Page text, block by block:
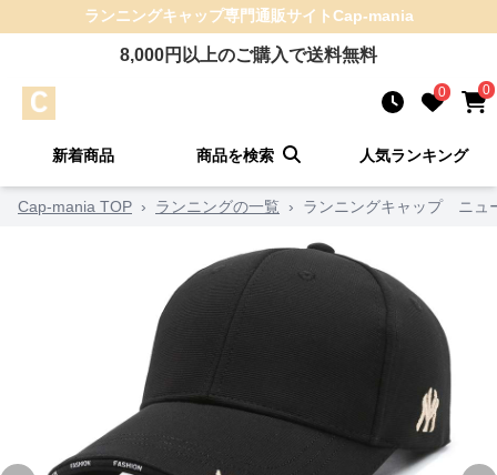
ランニングキャップ専門通販サイトCap-mania
8,000円以上のご購入で送料無料
0 0
新着商品 商品を検索 人気ランキング
Cap-mania TOP › ランニングの一覧 › ランニングキャップ ニュ